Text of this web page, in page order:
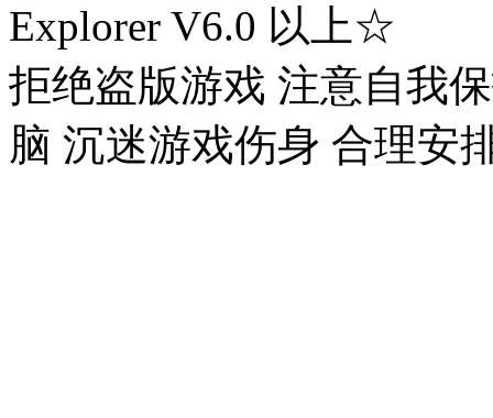
Explorer V6.0 以上☆
拒绝盗版游戏 注意自我
脑 沉迷游戏伤身 合理安